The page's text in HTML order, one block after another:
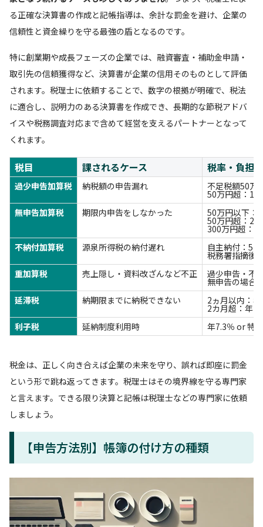
る正確な決算書の作成と記帳指導は、余計な罰金を避け、企業の
信頼性と資金繰りを守る最強の盾となるのです。
特に創業期や成長フェーズの企業では、融資審査・補助金申請・
取引先の信頼獲得など、決算書が企業の信用そのものとして評価
されます。税理士に依頼することで、数字の根拠が明確で、税法
に適合し、説明力のある決算書を作成でき、長期的な節税アドバ
イスや税務調査対応まで含めて経営を支えるパートナーとなって
くれます。
税目 課されるケース 税率・負担
過少申告加算税 納税額の申告漏れ 不足税額50万
50万円超：15
無申告加算税
期限内申告をしなかった 50万円以下：
50万円超：20
300万円超：
不納付加算税
源泉所得税の納付遅れ 自主納付：5％
税務署指摘後
重加算税
売上隠し・資料改ざんなど不正 過少申告・不
無申告の場合
延滞税
納期限までに納税できない 2ヵ月以内：
2カ月超：年
利子税
延納制度利用時 年7.3％ or 特
税金は、正しく向き合えば企業の未来を守り、誤れば即座に罰金
という形で跳ね返ってきます。税理士はその境界線を守る専門家
と言えます。できる限り決算と記帳は税理士などの専門家に依頼
しましょう。
【申告方法別】帳簿の付け方の種類